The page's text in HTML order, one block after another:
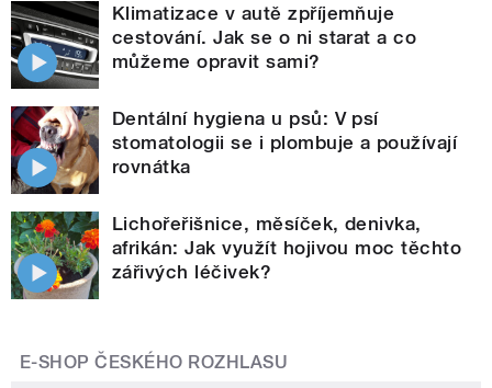
Klimatizace v autě zpříjemňuje
cestování. Jak se o ni starat a co
můžeme opravit sami?
Dentální hygiena u psů: V psí
stomatologii se i plombuje a používají
rovnátka
Lichořeřišnice, měsíček, denivka,
afrikán: Jak využít hojivou moc těchto
zářivých léčivek?
E-SHOP ČESKÉHO ROZHLASU